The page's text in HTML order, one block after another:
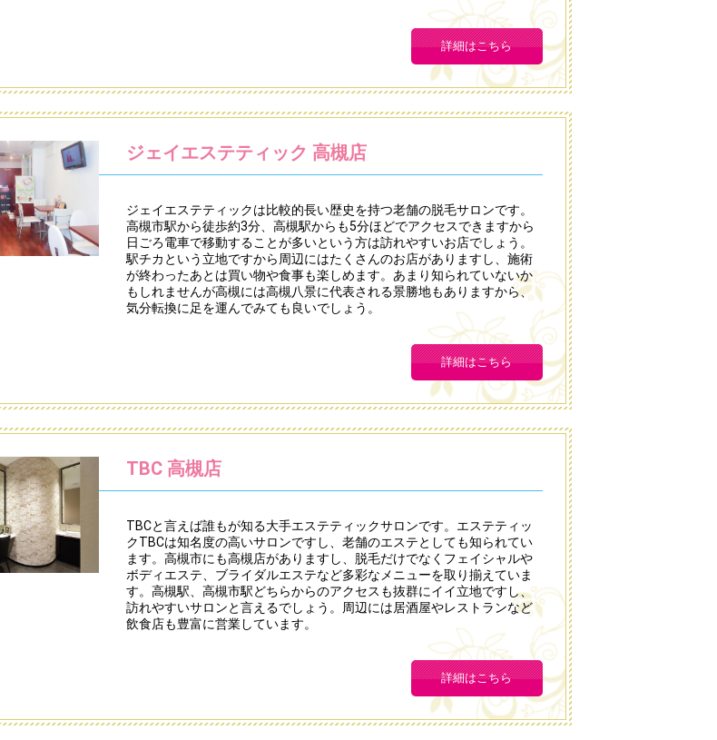
詳細はこちら
ジェイエステティック 高槻店
ジェイエステティックは比較的長い歴史を持つ老舗の脱毛サロンです。
高槻市駅から徒歩約3分、高槻駅からも5分ほどでアクセスできますから
日ごろ電車で移動することが多いという方は訪れやすいお店でしょう。
駅チカという立地ですから周辺にはたくさんのお店がありますし、施術
が終わったあとは買い物や食事も楽しめます。あまり知られていないか
もしれませんが高槻には高槻八景に代表される景勝地もありますから、
気分転換に足を運んでみても良いでしょう。
詳細はこちら
TBC 高槻店
TBCと言えば誰もが知る大手エステティックサロンです。エステティッ
クTBCは知名度の高いサロンですし、老舗のエステとしても知られてい
ます。高槻市にも高槻店がありますし、脱毛だけでなくフェイシャルや
ボディエステ、ブライダルエステなど多彩なメニューを取り揃えていま
す。高槻駅、高槻市駅どちらからのアクセスも抜群にイイ立地ですし、
訪れやすいサロンと言えるでしょう。周辺には居酒屋やレストランなど
飲食店も豊富に営業しています。
詳細はこちら